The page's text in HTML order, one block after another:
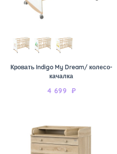
Кровать Indigo My Dream/ колесо-
качалка
4 699 ₽